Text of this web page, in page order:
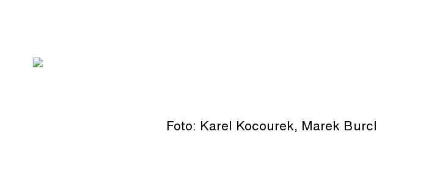
Foto: Karel Kocourek, Marek Burcl